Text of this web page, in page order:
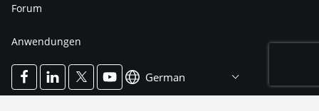
Forum
Anwendungen
German